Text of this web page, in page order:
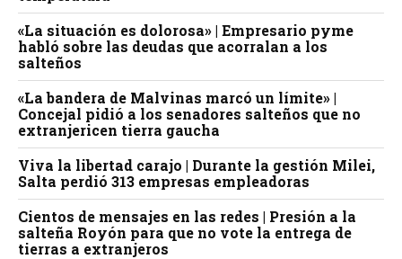
«La situación es dolorosa» | Empresario pyme
habló sobre las deudas que acorralan a los
salteños
«La bandera de Malvinas marcó un límite» |
Concejal pidió a los senadores salteños que no
extranjericen tierra gaucha
Viva la libertad carajo | Durante la gestión Milei,
Salta perdió 313 empresas empleadoras
Cientos de mensajes en las redes | Presión a la
salteña Royón para que no vote la entrega de
tierras a extranjeros